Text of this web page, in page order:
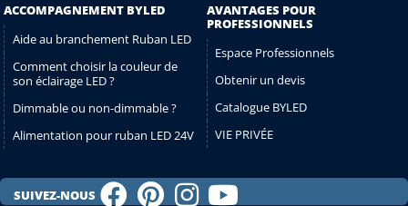
ACCOMPAGNEMENT BYLED
Aide au branchement Ruban LED
Comment choisir la couleur de
son éclairage LED ?
Dimmable ou non-dimmable ?
Alimentation pour ruban LED 24V
AVANTAGES POUR
PROFESSIONNELS
Espace Professionnels
Obtenir un devis
Catalogue BYLED
VIE PRIVÉE
SUIVEZ-NOUS